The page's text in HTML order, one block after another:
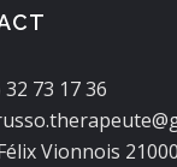
32 73 17 36
Vionnois